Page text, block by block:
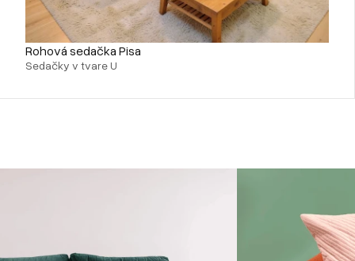
Rohová sedačka Pisa
Sedačky v tvare U